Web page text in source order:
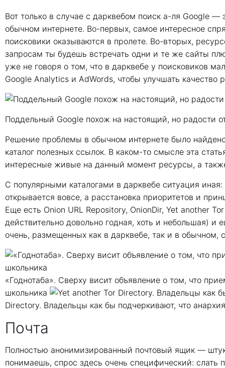
Вот только в случае с дарквебом поиск а-ля Google
обычном интернете. Во-первых, самое интересное
поисковики оказываются в пролете. Во-вторых,
запросам ты будешь встречать одни и те же сайты
уже не говоря о том, что в дарквебе у поисковиков
Google Analytics и AdWords, чтобы улучшать качество
Поддельный Google похож на настоящий, но радости
Решение проблемы в обычном интернете было
каталог полезных ссылок. В каком-то смысле эта
интересные живые на данный момент ресурсы, а
С популярными каталогами в дарквебе ситуация
открывается вовсе, а расстановка приоритетов и
Еще есть Onion URL Repository, OnionDir, Yet another
действительно довольно годная, хоть и небольшая)
очень, размещенных как в дарквебе, так и в обычном,
«Годнотаба». Сверху висит объявление о том, что
школьника
Directory. Владельцы как бы подчеркивают, что
Почта
Полностью анонимизированный почтовый ящик —
понимаешь, спрос здесь очень специфический: слать